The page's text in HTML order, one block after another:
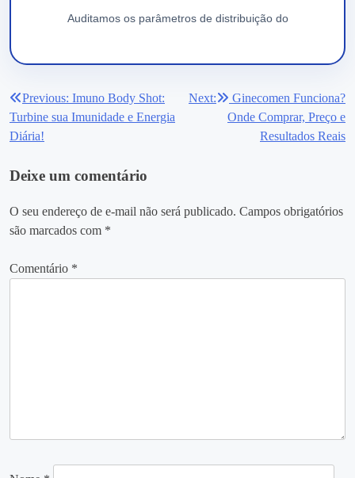
Auditamos os parâmetros de distribuição do
Navegação
de
Previous: Imuno Body Shot:
Turbine sua Imunidade e Energia
Diária!
Next:
Ginecomen Funciona?
Onde Comprar, Preço e
Resultados Reais
Deixe um comentário
O seu endereço de e-mail não será publicado. Campos obrigatórios
são marcados com *
Comentário *